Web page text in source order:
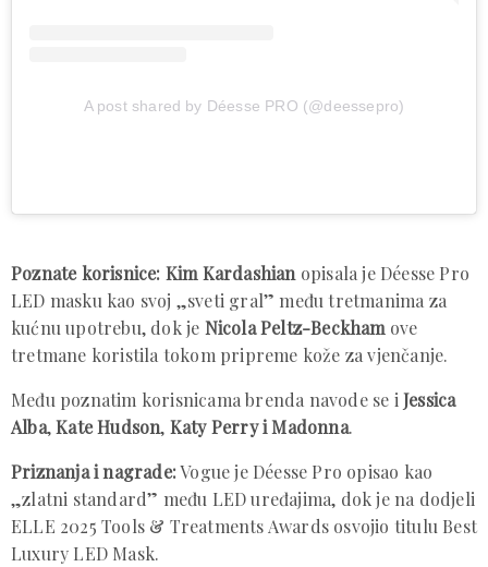
A post shared by Déesse PRO (@deessepro)
Poznate korisnice: Kim Kardashianopisala je Déesse Pro
LED masku kao svoj „sveti gral” među tretmanima za
kućnu upotrebu, dok je Nicola Peltz-Beckhamove
tretmane koristila tokom pripreme kože za vjenčanje.
Među poznatim korisnicama brenda navode se iJessica
Alba,Kate Hudson, Katy Perry i Madonna.
Priznanja i nagrade:Vogue je Déesse Pro opisao kao
„zlatni standard” među LED uređajima, dok je na dodjeli
ELLE 2025 Tools & Treatments Awards osvojio titulu Best
Luxury LED Mask.